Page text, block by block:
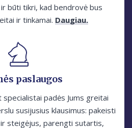
būti tikri, kad bendrovė bus
ir tinkamai. Daugiau.
paslaugos
padės Jums greitai
susijusius klausimus: pakeisti
steigėjus, parengti sutartis,